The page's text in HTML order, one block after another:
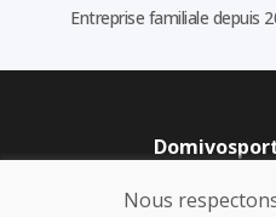
Entreprise familiale depuis
Nous